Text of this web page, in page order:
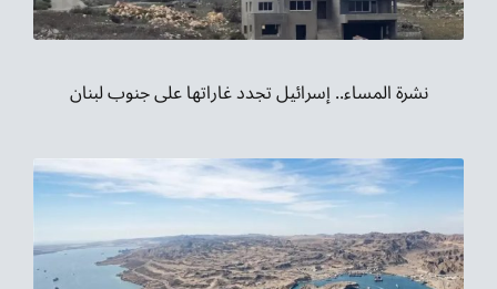
نشرة المساء.. إسرائيل تجدد غاراتها على جنوب لبنان